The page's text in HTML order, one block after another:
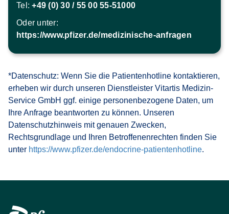
Tel: +49 (0) 30 / 55 00 55-51000
Oder unter:
https://www.pfizer.de/medizinische-anfragen
*Datenschutz: Wenn Sie die Patientenhotline kontaktieren,
erheben wir durch unseren Dienstleister Vitartis Medizin-
Service GmbH ggf. einige personenbezogene Daten, um
Ihre Anfrage beantworten zu können. Unseren
Datenschutzhinweis mit genauen Zwecken,
Rechtsgrundlage und Ihren Betroffenenrechten finden Sie
unter https://www.pfizer.de/endocrine-patientenhotline.